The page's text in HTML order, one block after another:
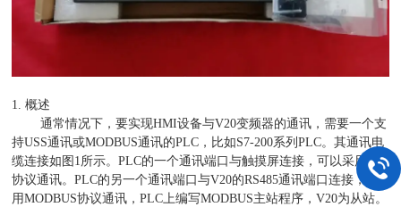
1. 概述
通常情况下，要实现HMI设备与V20变频器的通讯，需要一个支
持USS通讯或MODBUS通讯的PLC，比如S7-200系列PLC。其通讯电
缆连接如图1所示。PLC的一个通讯端口与触摸屏连接，可以采用PPI
协议通讯。PLC的另一个通讯端口与V20的RS485通讯端口连接，采
用MODBUS协议通讯，PLC上编写MODBUS主站程序，V20为从站。